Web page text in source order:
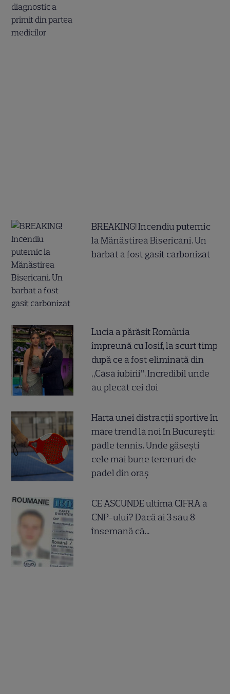
BREAKING! Incendiu puternic
la Mănăstirea Bisericani. Un
barbat a fost gasit carbonizat
Lucia a părăsit România
împreună cu Iosif, la scurt timp
după ce a fost eliminată din
„Casa iubirii”. Incredibil unde
au plecat cei doi
Harta unei distracții sportive în
mare trend la noi în București:
padle tennis. Unde găsești
cele mai bune terenuri de
padel din oraș
CE ASCUNDE ultima CIFRA a
CNP-ului? Dacă ai 3 sau 8
însemană că...